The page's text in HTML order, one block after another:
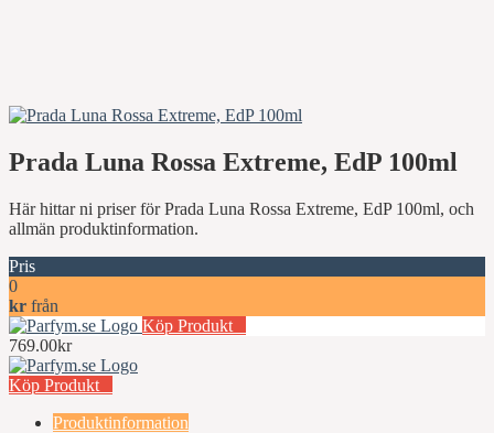
Prada Luna Rossa Extreme, EdP 100ml
Här hittar ni priser för Prada Luna Rossa Extreme, EdP 100ml, och
allmän produktinformation.
Pris
0
kr från
Köp Produkt
769.00kr
Köp Produkt
Produktinformation